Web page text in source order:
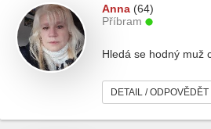
Anna (64)
Příbram
Hledá se hodný muž
DETAIL / ODPOVĚDĚT